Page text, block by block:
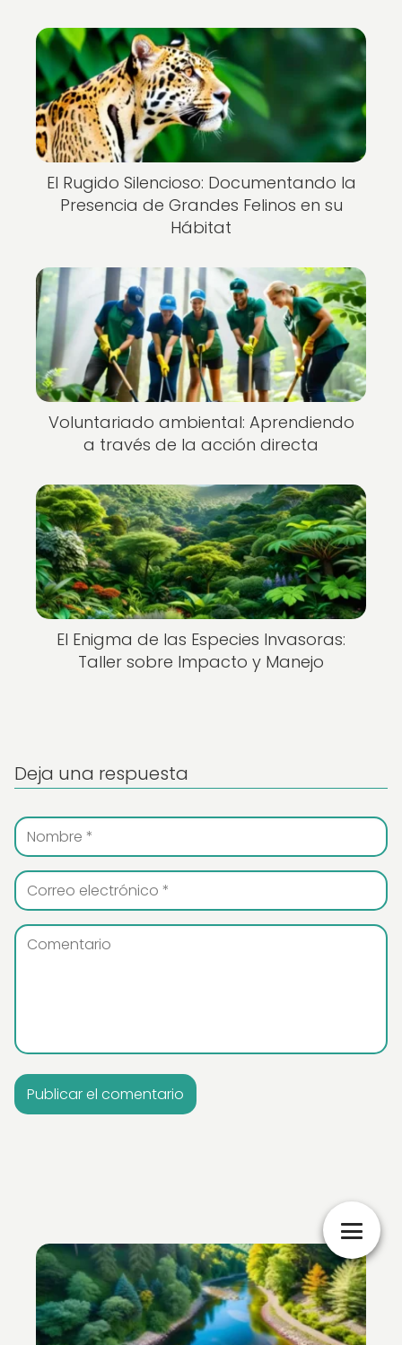
El Rugido Silencioso: Documentando la
Presencia de Grandes Felinos en su
Hábitat
Voluntariado ambiental: Aprendiendo
a través de la acción directa
El Enigma de las Especies Invasoras:
Taller sobre Impacto y Manejo
Deja una respuesta